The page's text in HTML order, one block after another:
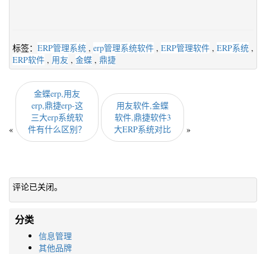
标签： ERP管理系统 , erp管理系统软件 , ERP管理软件 , ERP系统 ,
ERP软件 , 用友 , 金蝶 , 鼎捷
«
金蝶erp,用友
erp,鼎捷erp-这
三大erp系统软
件有什么区别？
用友软件,金蝶
软件,鼎捷软件3
大ERP系统对比
»
评论已关闭。
分类
信息管理
其他品牌